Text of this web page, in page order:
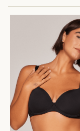
camisola
calcinha renda
anatomic
calcinha alta
triangulo
short doll